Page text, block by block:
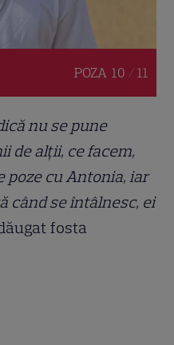
POZA 10 / 11
nu se pune
de alții, ce facem,
cu Antonia, iar
când se întâlnesc, ei
fosta